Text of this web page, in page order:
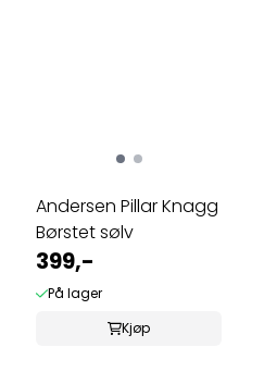
Andersen Pillar Knagg
Børstet sølv
399,-
På lager
Kjøp